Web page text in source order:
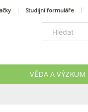
Studijní formuláře
VĚDA A VÝZKUM